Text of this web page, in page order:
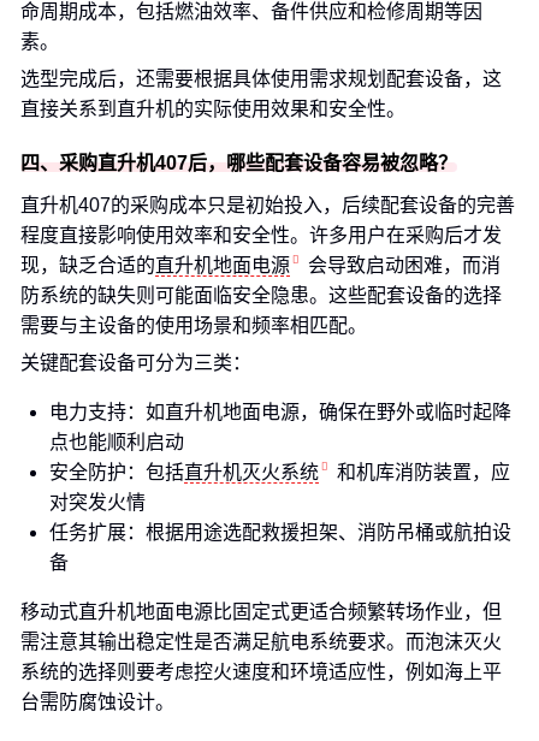
命周期成本，包括燃油效率、备件供应和检修周期等因
素。
选型完成后，还需要根据具体使用需求规划配套设备，这
直接关系到直升机的实际使用效果和安全性。
四、采购直升机407后，哪些配套设备容易被忽略？
直升机407的采购成本只是初始投入，后续配套设备的完善
程度直接影响使用效率和安全性。许多用户在采购后才发
现，缺乏合适的直升机地面电源
会导致启动困难，而消
防系统的缺失则可能面临安全隐患。这些配套设备的选择
需要与主设备的使用场景和频率相匹配。
关键配套设备可分为三类：
电力支持：如直升机地面电源，确保在野外或临时起降
点也能顺利启动
安全防护：包括直升机灭火系统
和机库消防装置，应
对突发火情
任务扩展：根据用途选配救援担架、消防吊桶或航拍设
备
移动式直升机地面电源比固定式更适合频繁转场作业，但
需注意其输出稳定性是否满足航电系统要求。而泡沫灭火
系统的选择则要考虑控火速度和环境适应性，例如海上平
台需防腐蚀设计。